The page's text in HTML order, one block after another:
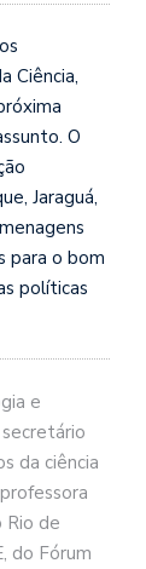
Ciência,
O
Jaraguá,
para o bom
políticas
e
secretário
da ciência
Rio de
do Fórum